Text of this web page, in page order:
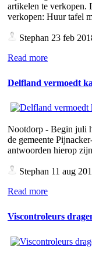
artikelen te verkopen.
verkopen: Huur tafel
Stephan 23 feb
Read more
Delfland vermoedt
Nootdorp - Begin juli
de gemeente
antwoorden hierop
Stephan 11 aug
Read more
Viscontroleurs